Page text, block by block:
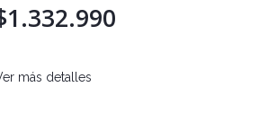
más detalles